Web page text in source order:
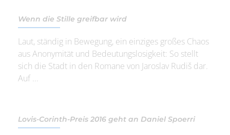
Wenn die Stille greifbar wird
Laut, ständig in Bewegung, ein einziges großes Chaos
aus Anonymität und Bedeutungslosigkeit: So stellt
sich die Stadt in den Romane von Jaroslav Rudiš dar.
Auf ...
Lovis-Corinth-Preis 2016 geht an Daniel Spoerri